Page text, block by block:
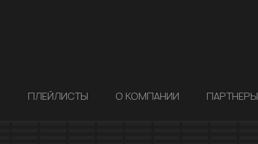
ПЛЕЙЛИСТЫ О КОМПАНИИ ПАРТНЕРЫ